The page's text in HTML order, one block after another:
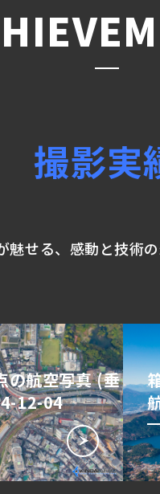
撮影実
せる、 感動と技術
の航空写真 (垂
12-04